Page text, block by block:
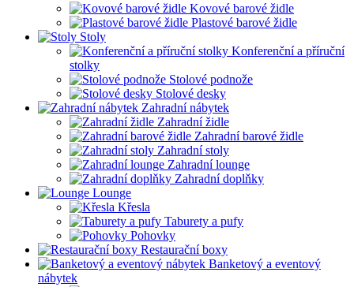
Kovové barové židle
Plastové barové židle
Stoly
Konferenční a příruční
stolky
Stolové podnože
Stolové desky
Zahradní nábytek
Zahradní židle
Zahradní barové židle
Zahradní stoly
Zahradní lounge
Zahradní doplňky
Lounge
Křesla
Taburety a pufy
Pohovky
Restaurační boxy
Banketový a eventový
nábytek